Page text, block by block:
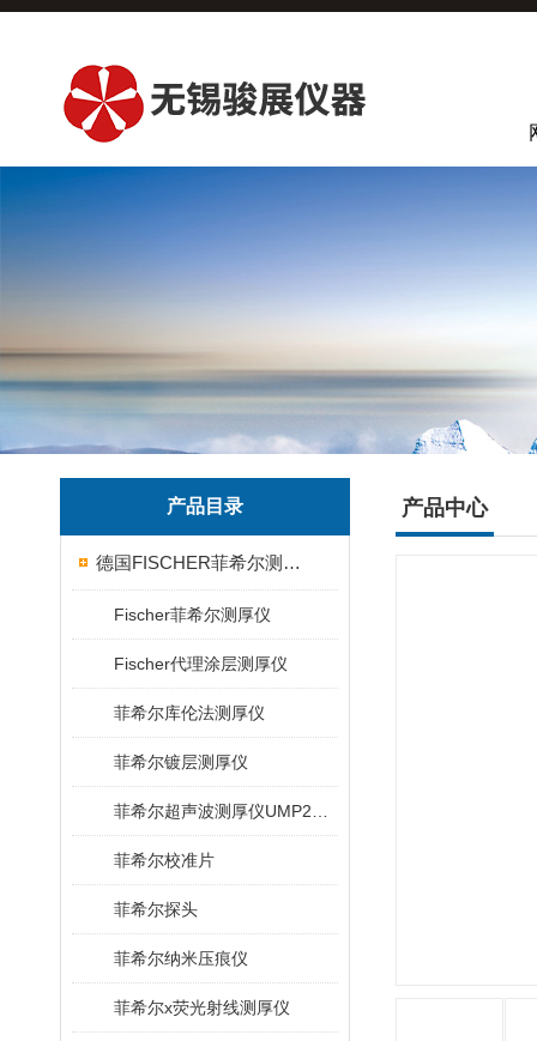
产品目录
德国FISCHER菲希尔测厚仪
Fischer菲希尔测厚仪
Fischer代理涂层测厚仪
菲希尔库伦法测厚仪
菲希尔镀层测厚仪
菲希尔校准片
菲希尔探头
菲希尔纳米压痕仪
菲希尔x荧光射线测厚仪
产品中心